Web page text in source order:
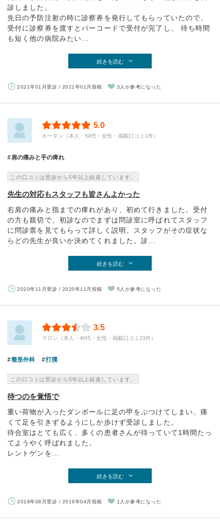
診しました。
先日の予防注射の時に診察券を発行してもらっていたので、
受付に診察券を渡すとバーコードで受付が完了し、 待ち時間
も短く他の病院みたい...
続きを読む
2021年01月受診 / 2021年01月投稿 3人が参考になった
5.0
ホータン（本人・50代・女性・掲載口コミ1件）
肩の痛みと手の痺れ
この口コミは受診から5年以上経過しています。
先生の対応もスタッフも皆さんよかった
右肩の痛みと指までの痺れがあり、初めて行きました。受付
の方も親切で、初診なのでまずは問診室に呼ばれてスタッフ
に問診票を見てもらって詳しく説明。スタッフがその症状な
らどの先生が良いか決めてくれました。診...
続きを読む
2020年11月受診 / 2020年11月投稿 5人が参考になった
3.5
マロン（本人・40代・女性・掲載口コミ23件）
整形外科 打撲
この口コミは受診から5年以上経過しています。
待つのを覚悟で
重い荷物が入ったダンボールに足の甲をぶつけてしまい、痛
くて足を引きずるようにしか歩けず受診しました。
待合室はとても広く、多くの患者さんが待っていて1時間たっ
てようやく呼ばれました。
レントゲンを...
続きを読む
2018年08月受診 / 2019年04月投稿 1人が参考になった